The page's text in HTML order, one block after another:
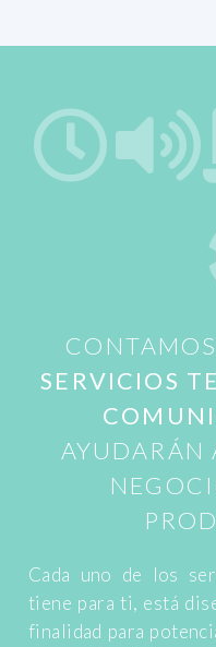
SERVICIOS
AYUDARÁN
Cada uno de los
tiene para ti, está
finalidad para